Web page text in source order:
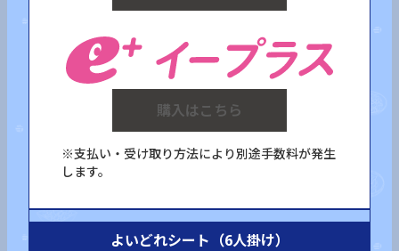
購入はこちら
※支払い・受け取り方法により別途手数料が発生
します。
よいどれシート（6人掛け）